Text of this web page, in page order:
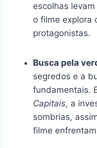
escolhas
o filme explora
protagonistas.
Busca pela
segredos e a
fundamentais.
Capitais, a
sombrias,
filme